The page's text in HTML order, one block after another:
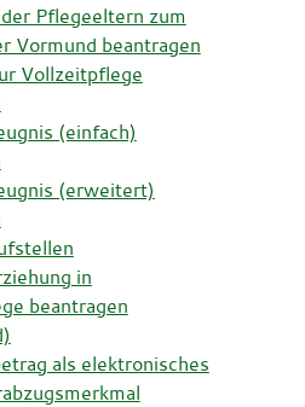
Pflegeeltern zum
Vormund beantragen
Vollzeitpflege
(einfach)
(erweitert)
in
beantragen
als elektronisches